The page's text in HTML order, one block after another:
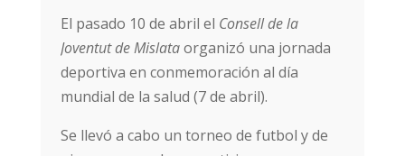
El pasado 10 de abril el Consell de la
Joventut de Mislataorganizó una jornada
deportiva en conmemoración al día
mundial de la salud (7 de abril).
Se llevó a cabo un torneo de futbol y de